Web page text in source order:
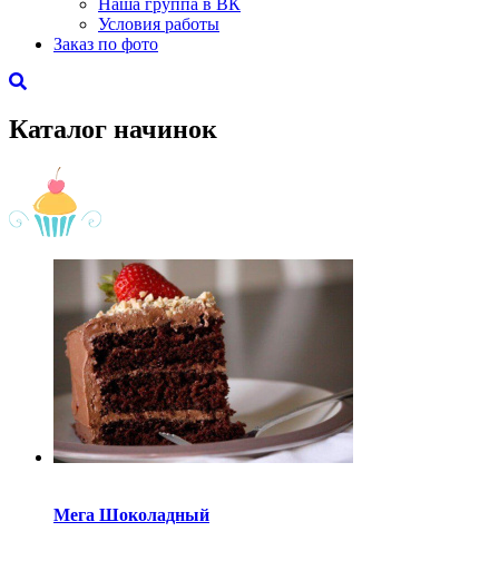
Условия работы
Заказ по фото
Каталог начинок
Мега Шоколадный